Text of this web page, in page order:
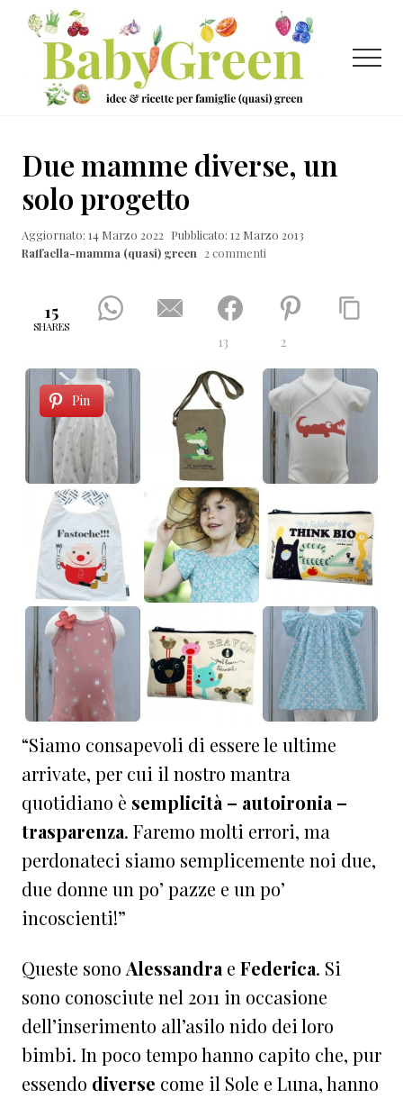
Menu
Passa
contenuto
principale
Passa
laterale
primaria
Passa
ricette
per
famiglie
Menu
Due mamme diverse, un
solo progetto
Aggiornato: 14 Marzo 2022 Pubblicato: 12 Marzo 2013
Raffaella-mamma (quasi) green 2 commenti
15
SHARES
13 2
Pin
“Siamo consapevoli di essere le ultime
arrivate, per cui il nostro mantra
quotidiano è semplicità – autoironia –
trasparenza. Faremo molti errori, ma
perdonateci siamo semplicemente noi due,
due donne un po’ pazze e un po’
incoscienti!”
Queste sono Alessandra e Federica. Si
sono conosciute nel 2011 in occasione
dell’inserimento all’asilo nido dei loro
bimbi. In poco tempo hanno capito che, pur
essendo diverse come il Sole e Luna, hanno